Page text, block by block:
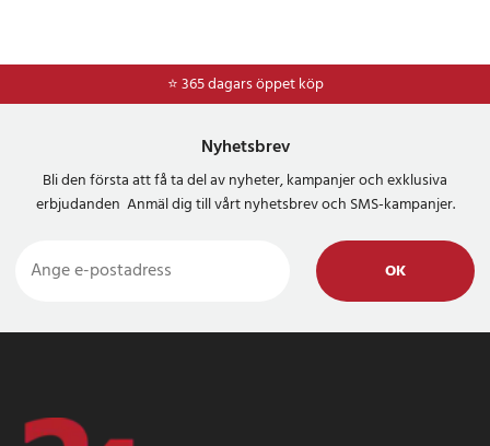
⭐ 365 dagars öppet köp
⭐Frakt 49kr *
Nyhetsbrev
Bli den första att få ta del av nyheter, kampanjer och exklusiva
erbjudanden Anmäl dig till vårt nyhetsbrev och SMS-kampanjer.
OK